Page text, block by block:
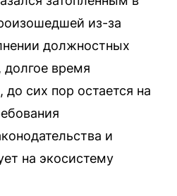
из-за
должностных
долгое время
сих пор остается на
и
на экосистему